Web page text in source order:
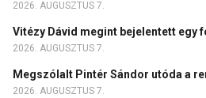
2026. AUGUSZTUS 7.
Vitézy Dávid megint bejelentett egy
2026. AUGUSZTUS 7.
Megszólalt Pintér Sándor utóda a
2026. AUGUSZTUS 7.